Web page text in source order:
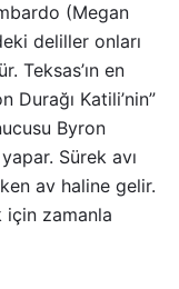
(Megan
deliller onları
Teksas’ın en
Durağı Katili’nin”
Byron
Sürek avı
av haline gelir.
için zamanla